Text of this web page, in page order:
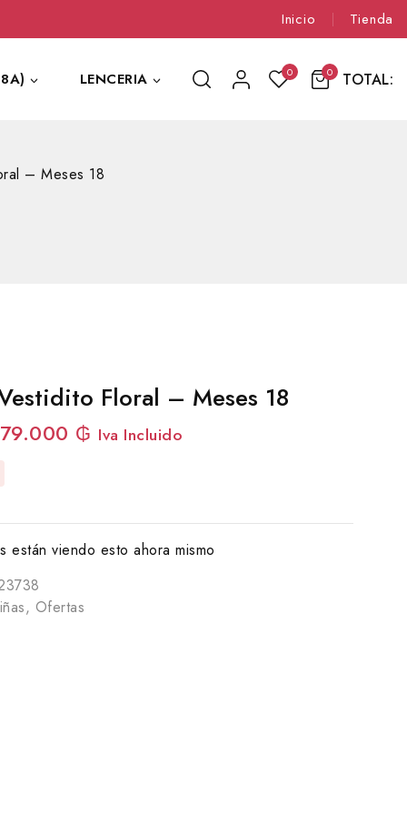
Inicio Tienda
LENCERIA 0 0 TOTAL:
– Meses 18
Floral – Meses 18
79.000 ₲ Iva Incluido
están viendo esto ahora mismo
, Ofertas